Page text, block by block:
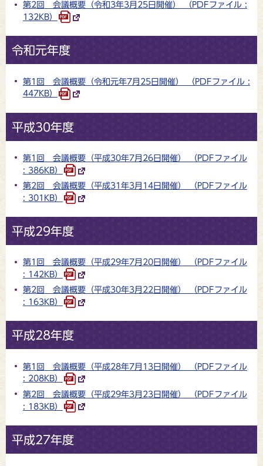
第2回 会議概要（令和3年3月25日開催） （PDFファイル :
132KB）
令和元年度
第1回 会議概要（令和元年7月25日開催） （PDFファイル :
447KB）
平成30年度
第1回 会議概要（平成30年7月26日開催） （PDFファイル
: 386KB）
第2回 会議概要（平成31年3月14日開催） （PDFファイル
: 301KB）
平成29年度
第1回 会議概要（平成29年7月20日開催） （PDFファイル
: 142KB）
第2回 会議概要（平成30年3月22日開催） （PDFファイル
: 163KB）
平成28年度
第1回 会議概要（平成28年7月13日開催） （PDFファイル
: 208KB）
第2回 会議概要（平成29年3月23日開催） （PDFファイル
: 183KB）
平成27年度